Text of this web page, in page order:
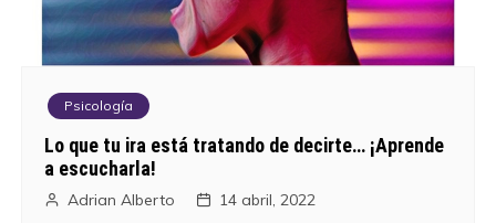
Psicología
Lo que tu ira está tratando de decirte… ¡Aprende
a escucharla!
Adrian Alberto 14 abril, 2022